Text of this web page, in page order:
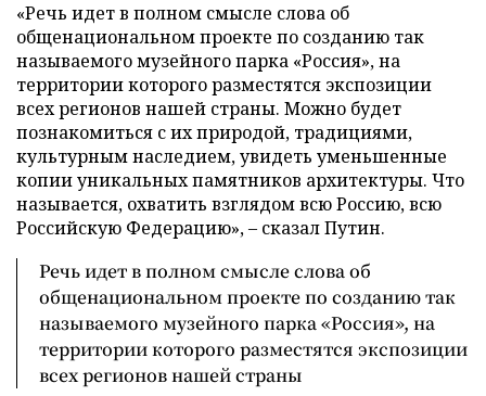
«Речь идет в полном смысле слова об
общенациональном проекте по созданию так
называемого музейного парка «Россия», на
территории которого разместятся экспозиции
всех регионов нашей страны. Можно будет
познакомиться с их природой, традициями,
культурным наследием, увидеть уменьшенные
копии уникальных памятников архитектуры. Что
называется, охватить взглядом всю Россию, всю
Российскую Федерацию», – сказал Путин.
Речь идет в полном смысле слова об
общенациональном проекте по созданию так
называемого музейного парка «Россия», на
территории которого разместятся экспозиции
всех регионов нашей страны